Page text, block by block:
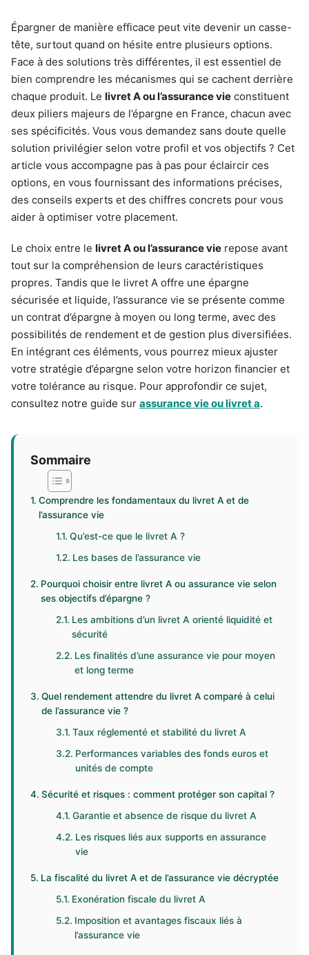
Épargner de manière efficace peut vite devenir un casse-
tête, surtout quand on hésite entre plusieurs options.
Face à des solutions très différentes, il est essentiel de
bien comprendre les mécanismes qui se cachent derrière
chaque produit. Le livret A ou l’assurance vie constituent
deux piliers majeurs de l’épargne en France, chacun avec
ses spécificités. Vous vous demandez sans doute quelle
solution privilégier selon votre profil et vos objectifs ? Cet
article vous accompagne pas à pas pour éclaircir ces
options, en vous fournissant des informations précises,
des conseils experts et des chiffres concrets pour vous
aider à optimiser votre placement.
Le choix entre le livret A ou l’assurance vie repose avant
tout sur la compréhension de leurs caractéristiques
propres. Tandis que le livret A offre une épargne
sécurisée et liquide, l’assurance vie se présente comme
un contrat d’épargne à moyen ou long terme, avec des
possibilités de rendement et de gestion plus diversifiées.
En intégrant ces éléments, vous pourrez mieux ajuster
votre stratégie d’épargne selon votre horizon financier et
votre tolérance au risque. Pour approfondir ce sujet,
consultez notre guide sur assurance vie ou livret a.
Sommaire
Comprendre les fondamentaux du livret A et de
l’assurance vie
Qu’est-ce que le livret A ?
Les bases de l’assurance vie
Pourquoi choisir entre livret A ou assurance vie selon
ses objectifs d’épargne ?
Les ambitions d’un livret A orienté liquidité et
sécurité
Les finalités d’une assurance vie pour moyen
et long terme
Quel rendement attendre du livret A comparé à celui
de l’assurance vie ?
Taux réglementé et stabilité du livret A
Performances variables des fonds euros et
unités de compte
Sécurité et risques : comment protéger son capital ?
Garantie et absence de risque du livret A
Les risques liés aux supports en assurance
vie
La fiscalité du livret A et de l’assurance vie décryptée
Exonération fiscale du livret A
Imposition et avantages fiscaux liés à
l’assurance vie